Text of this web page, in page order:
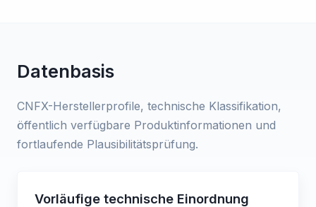
Datenbasis
CNFX-Herstellerprofile, technische Klassifikation,
öffentlich verfügbare Produktinformationen und
fortlaufende Plausibilitätsprüfung.
Vorläufige technische Einordnung